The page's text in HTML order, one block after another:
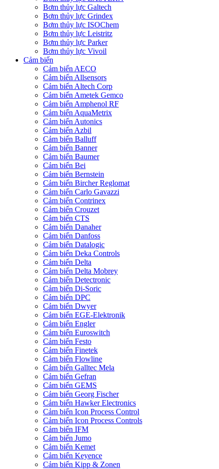
Bơm thủy lực Galtech
Bơm thủy lực Grindex
Bơm thủy lực ISOChem
Bơm thủy lực Leistritz
Bơm thủy lực Parker
Bơm thủy lực Vivoil
Cảm biến
Cảm biến AECO
Cảm biến Allsensors
Cảm biến Altech Corp
Cảm biến Ametek Gemco
Cảm biến Amphenol RF
Cảm biến AquaMetrix
Cảm biến Autonics
Cảm biến Azbil
Cảm biến Balluff
Cảm biến Banner
Cảm biến Baumer
Cảm biến Bei
Cảm biến Bernstein
Cảm biến Bircher Reglomat
Cảm biến Carlo Gavazzi
Cảm biến Contrinex
Cảm biến Crouzet
Cảm biến CTS
Cảm biến Danaher
Cảm biến Danfoss
Cảm biến Datalogic
Cảm biến Deka Controls
Cảm biến Delta
Cảm biến Delta Mobrey
Cảm biến Detectronic
Cảm biến Di-Soric
Cảm biến DPC
Cảm biến Dwyer
Cảm biến EGE-Elektronik
Cảm biến Engler
Cảm biến Euroswitch
Cảm biến Festo
Cảm biến Finetek
Cảm biến Flowline
Cảm biến Galltec Mela
Cảm biến Gefran
Cảm biến GEMS
Cảm biến Georg Fischer
Cảm biến Hawker Electronics
Cảm biến Icon Process Control
Cảm biến Icon Process Controls
Cảm biến IFM
Cảm biến Jumo
Cảm biến Kemet
Cảm biến Keyence
Cảm biến Kipp & Zonen